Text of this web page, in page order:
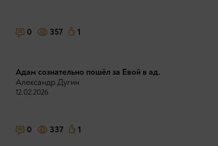
0 357 1
Адам сознательно пошёл за Евой в ад.
Александр Дугин
12.02.2026
0 337 1